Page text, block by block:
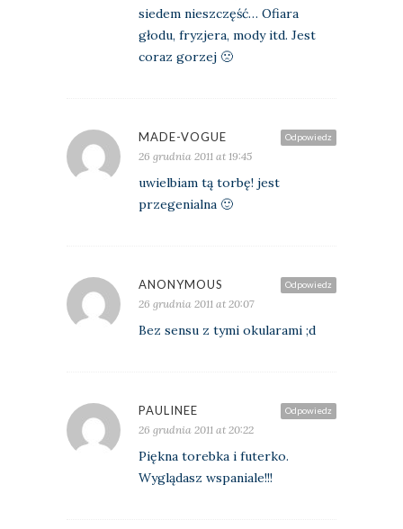
siedem nieszczęść… Ofiara
głodu, fryzjera, mody itd. Jest
coraz gorzej 🙁
Odpowiedz
MADE-VOGUE
26 grudnia 2011 at 19:45
uwielbiam tą torbę! jest
przegenialna 🙂
Odpowiedz
ANONYMOUS
26 grudnia 2011 at 20:07
Bez sensu z tymi okularami ;d
Odpowiedz
PAULINEE
26 grudnia 2011 at 20:22
Piękna torebka i futerko.
Wyglądasz wspaniale!!!